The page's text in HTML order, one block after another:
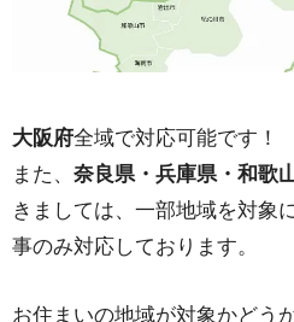
大阪府全域で対応可能です！
また、 奈良県・兵庫県・和歌
きましては、一部地域を対象
事のみ対応しております。
お住まいの地域が対象かどう